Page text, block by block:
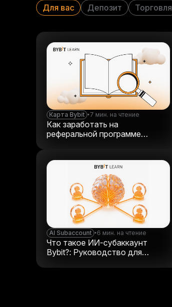
Для вас Депозит Торговля
Карта Bybit •7 мин. на чтение
Как заработать на
реферальной программе
AI Subaccount •6 мин. на чтение
Что такое ИИ-субаккаунт
Bybit?: Руководство для